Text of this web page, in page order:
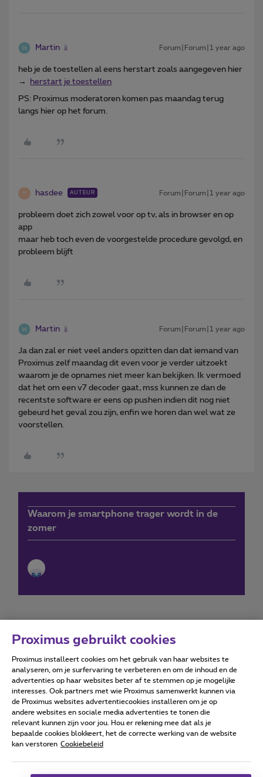
Martin Forum|Forum|1 year ago
heb je de toestellen al eens herstart zoals aangegeven hier
→
herstart je toestellen
PS: Proximus moderatoren komen pas maandag terug
langs hier op het forum.
H hasdee AUTEUR Forum|Forum|1 year ago
probleem doet zich zowel voor op tv, als in browser en op
app
maar heb toch even de voorgestelde procedure gevolgd, en
probleem blijft
Martin Forum|Forum|1 year ago
Ja dan zal er niet veel anders opzitten dan dat iemand van
Proximus zelf maandag dit even voor je verder uitzoekt
waarom je de opnames niet meer kan bekijken. Ik vermoed
dat het om een v7 decoder gaat, mss kunnen ze dan de
recentste software er eens op pushen indien dit nog niet
gebeurd het geval zou zijn, enfin we horen dan wel wat ze
voorstellen.
Waarom je smartphone trager wordt in de
zomer
Forumvoorwaarden Accessibility statement
Alle rechten voorbehouden. © Proximus
Algemene voorwaarden, consumenteninfo
Proximus gebruikt cookies
Proximus installeert cookies om het gebruik van haar websites te
analyseren, om je surfervaring te verbeteren en om de inhoud en de
advertenties op haar websites beter af te stemmen op je mogelijke
interesses. Ook partners met wie Proximus samenwerkt kunnen via
de Proximus websites advertentiecookies installeren om je op
andere websites en sociale media advertenties te tonen die
relevant kunnen zijn voor jou. Hou er rekening mee dat als je
bepaalde cookies blokkeert, het de correcte werking van de website
kan verstoren Cookiebeleid